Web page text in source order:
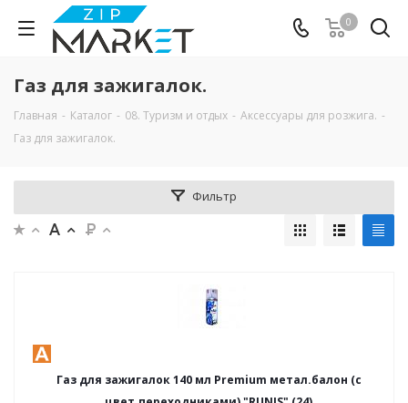
0
Газ для зажигалок.
Главная - Каталог - 08. Туризм и отдых - Аксессуары для розжига. -
Газ для зажигалок.
Фильтр
Газ для зажигалок 140 мл Premium метал.балон (с